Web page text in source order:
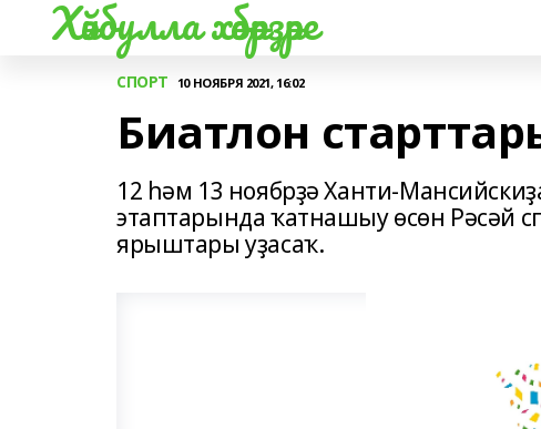
Хәйбулла хәбәрҙәре
СПОРТ 10 НОЯБРЯ 2021, 16:02
Биатлон
12 һәм 13 ноябрҙә Ханти-
этаптарында ҡатнашыу өсөн Рәсәй
ярыштары уҙасаҡ.